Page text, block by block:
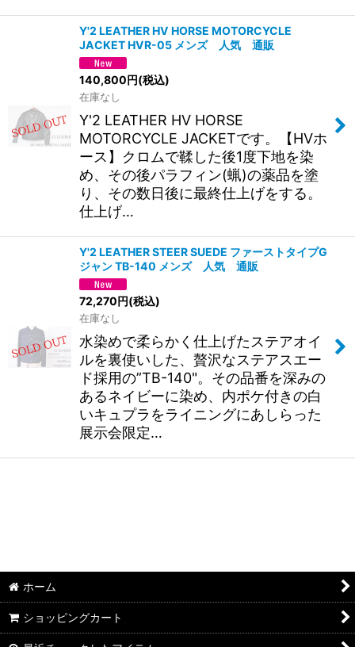
Y'2 LEATHER HV HORSE MOTORCYCLE
JACKET HVR-05 メンズ 人気 通販
140,800円(税込)
在庫なし
Y'2 LEATHER HV HORSE
MOTORCYCLE JACKETです。【HVホ
ース】クロムで鞣した後1度下地を染
め、その後パラフィン(蝋)の薬品を塗
り、その数日後に最終仕上げをする。
仕上げ…
Y'2 LEATHER STEER SUEDE ファーストタイプG
ジャン TB-140 メンズ 人気 通販
72,270円(税込)
在庫なし
水染めで柔らかく仕上げたステアオイ
ルを裏使いした、贅沢なステアスエー
ド採用の”TB-140"。その品番を深みの
あるネイビーに染め、内ポケ付きの白
いキュプラをライニングにあしらった
展示会限定…
ホーム
ショッピングカート